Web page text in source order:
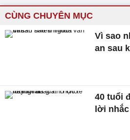
CÙNG CHUYÊN MỤC
Vì sao
an sau
40 tuổi
lời